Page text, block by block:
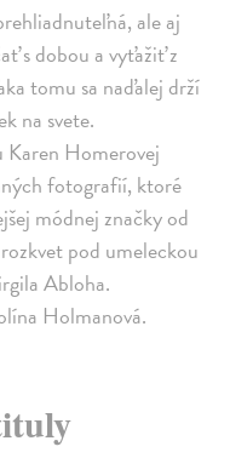
ale aj
s dobou a vyťažiť z
tomu sa naďalej drží
na svete.
Karen Homerovej
fotografií, ktoré
módnej značky od
pod umeleckou
Abloha.
Holmanová.